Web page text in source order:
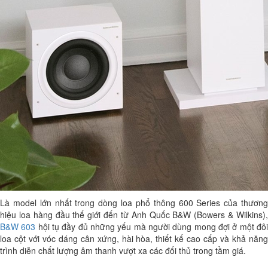
Là model lớn nhất trong dòng loa phổ thông 600 Series của thương
hiệu loa hàng đầu thế giới đến từ Anh Quốc B&W (Bowers & Wilkins),
B&W 603 hội tụ đầy đủ những yếu mà người dùng mong đợi ở một đôi
loa cột với vóc dáng cân xứng, hài hòa, thiết kế cao cấp và khả năng
trình diễn chất lượng âm thanh vượt xa các đối thủ trong tầm giá.